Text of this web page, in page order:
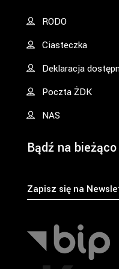
RODO
Ciasteczka
Deklaracja
Poczta ŻDK
NAS
Bądź na bieżąco